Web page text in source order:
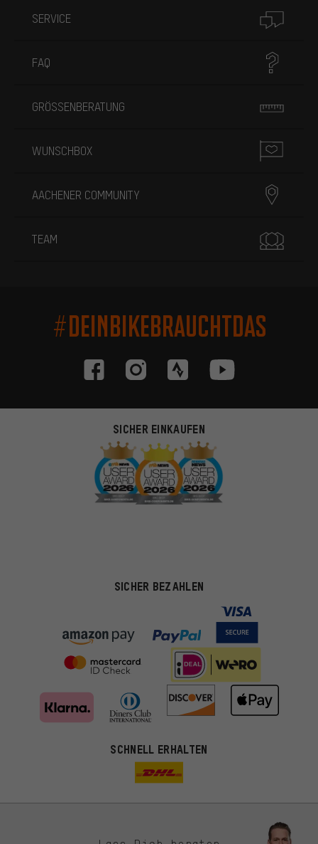
SERVICE
FAQ
GRÖSSENBERATUNG
WUNSCHBOX
AACHENER COMMUNITY
TEAM
#DEINBIKEBRAUCHTDAS
SICHER EINKAUFEN
SICHER BEZAHLEN
SCHNELL ERHALTEN